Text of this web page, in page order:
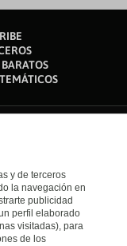
y de terceros
la navegación en
publicidad
perfil elaborado
visitadas), para
de los